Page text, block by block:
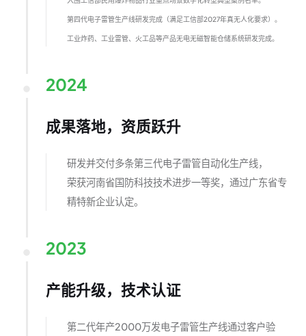
第四代电子雷管生产线研发完成（满足工信部2027年真无人化要求）。
工业炸药、工业雷管、火工品等产品无电无磁智能仓储系统研发完成。
2024
成果落地，资质跃升
研发并交付多条第三代电子雷管自动化生产线，
荣获河南省国防科技技术进步一等奖，通过广东省专
精特新企业认定。
2023
产能升级，技术认证
第二代年产2000万发电子雷管生产线通过客户验